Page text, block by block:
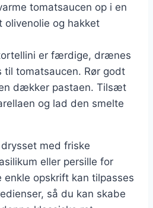
tomatsaucen op i en
olivenolie og hakket
er færdige, drænes
tomatsaucen. Rør godt
dækker pastaen. Tilsæt
og lad den smelte
med friske
eller persille for
enkle opskrift kan tilpasses
så du kan skabe